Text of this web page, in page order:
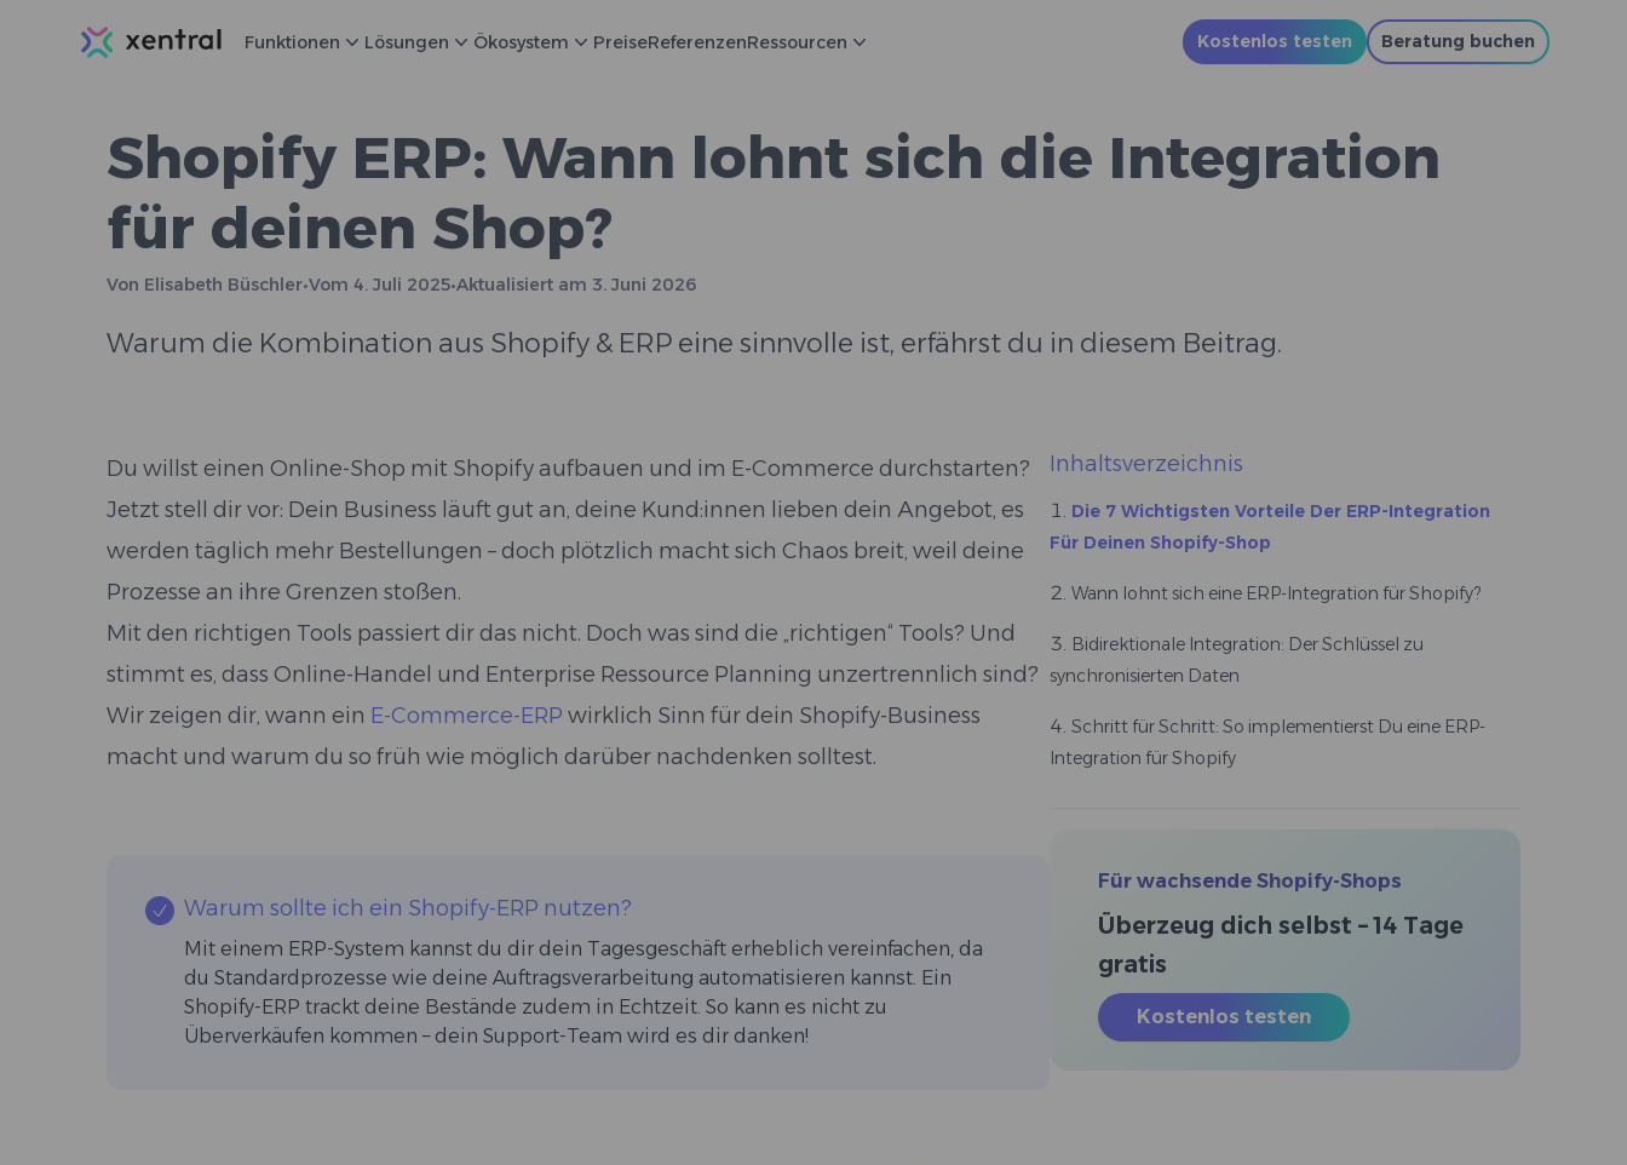
Xentral Funktionen Lösungen Ökosystem PreiseReferenzenRessourcen Kostenlos testen Beratung buchen
Shopify ERP: Wann lohnt sich die Integration
für deinen Shop?
Von Elisabeth Büschler•Vom 4. Juli 2025•Aktualisiert am 3. Juni 2026
Warum die Kombination aus Shopify & ERP eine sinnvolle ist, erfährst du in diesem Beitrag.
Inhaltsverzeichnis
Die 7 Wichtigsten Vorteile Der ERP-Integration
Für Deinen Shopify-Shop
Wann lohnt sich eine ERP-Integration für Shopify?
Bidirektionale Integration: Der Schlüssel zu
synchronisierten Daten
Schritt für Schritt: So implementierst Du eine ERP-
Integration für Shopify
Für wachsende Shopify-Shops
Überzeug dich selbst – 14 Tage
gratis
Kostenlos testen
Du willst einen Online-Shop mit Shopify aufbauen und im E-Commerce durchstarten?
Jetzt stell dir vor: Dein Business läuft gut an, deine Kund:innen lieben dein Angebot, es
werden täglich mehr Bestellungen – doch plötzlich macht sich Chaos breit, weil deine
Prozesse an ihre Grenzen stoßen.
Mit den richtigen Tools passiert dir das nicht. Doch was sind die „richtigen“ Tools? Und
stimmt es, dass Online-Handel und Enterprise Ressource Planning unzertrennlich sind?
Wir zeigen dir, wann ein E-Commerce-ERP wirklich Sinn für dein Shopify-Business
macht und warum du so früh wie möglich darüber nachdenken solltest.
Warum sollte ich ein Shopify-ERP nutzen?
Mit einem ERP-System kannst du dir dein Tagesgeschäft erheblich vereinfachen, da
du Standardprozesse wie deine Auftragsverarbeitung automatisieren kannst. Ein
Shopify-ERP trackt deine Bestände zudem in Echtzeit. So kann es nicht zu
Überverkäufen kommen – dein Support-Team wird es dir danken!